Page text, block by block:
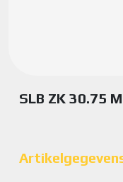
SLB ZK 30.75